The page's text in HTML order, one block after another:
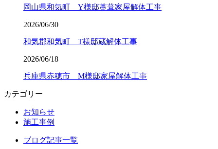
岡山県和気町 Y様邸藁葺家屋解体工事
2026/06/30
和気郡和気町 T様邸蔵解体工事
2026/06/18
兵庫県赤穂市 M様邸家屋解体工事
カテゴリー
お知らせ
施工事例
ブログ記事一覧